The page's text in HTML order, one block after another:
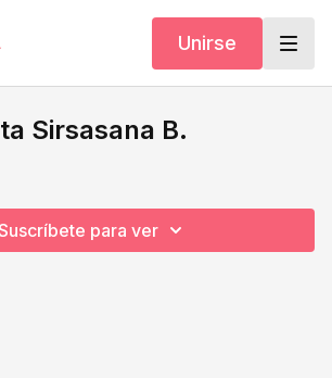
Unirse
Sirsasana B.
para ver